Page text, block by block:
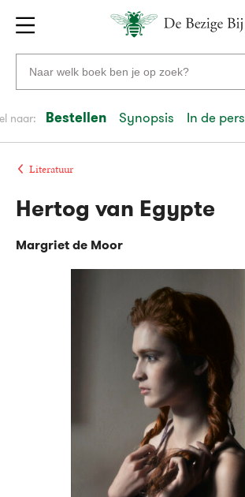
Gratis
verzending
vanaf
20
euro
Voor
23:59
volgendein
Veilig
Gratis
Zoeken
naar
auteurs
en
uitgevers
naar: Bestellen Synopsis In de pers
Literatuur
Hertog van Egypte
Margriet de Moor